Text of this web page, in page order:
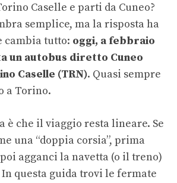
Caselle e parti da Cuneo?
semplice, ma la risposta ha
cambia tutto: oggi, a febbraio
un autobus diretto Cuneo
Caselle (TRN). Quasi sempre
a Torino.
è che il viaggio resta lineare. Se
una “doppia corsia”, prima
agganci la navetta (o il treno)
questa guida trovi le fermate